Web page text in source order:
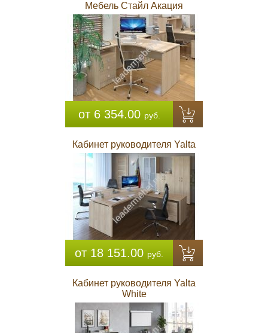
Мебель Стайл Акация
от 6 354.00 руб.
Кабинет руководителя Yalta
от 18 151.00 руб.
Кабинет руководителя Yalta
White